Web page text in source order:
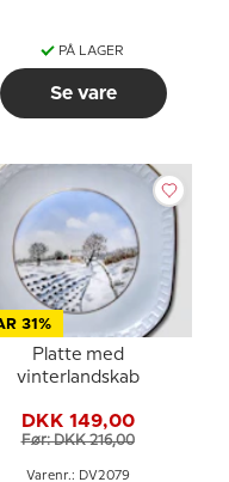
PÅ LAGER
Se vare
31%
Platte med
vinterlandskab
DKK 149,00
Før: DKK 216,00
Varenr.: DV2079